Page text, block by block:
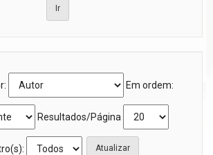
Em ordem:
Resultados/Página